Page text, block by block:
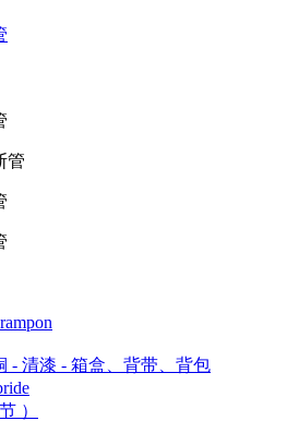
- 清漆 - 箱盒、背带、背包
）